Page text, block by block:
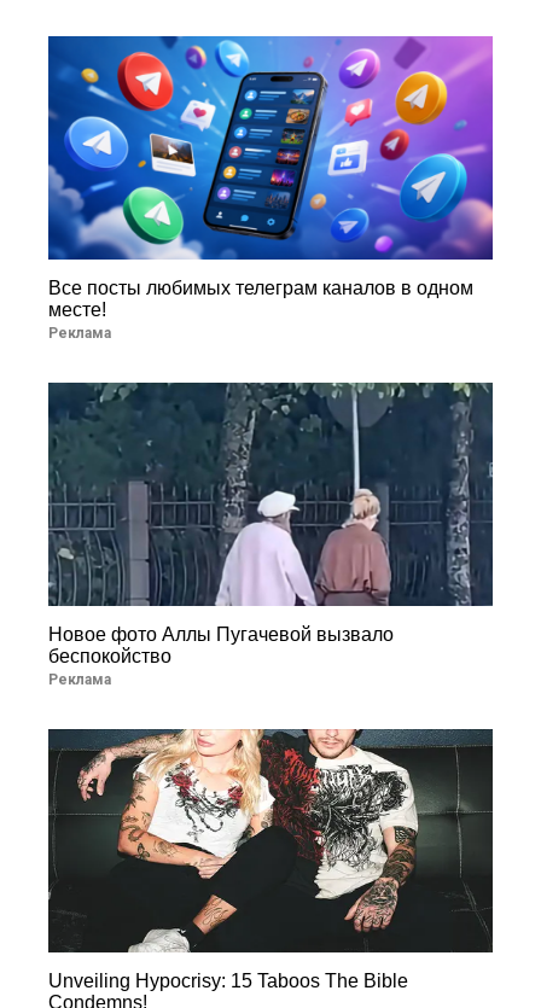
Все посты любимых телеграм каналов в одном
месте!
Реклама
Новое фото Аллы Пугачевой вызвало
беспокойство
Реклама
Unveiling Hypocrisy: 15 Taboos The Bible
Condemns!